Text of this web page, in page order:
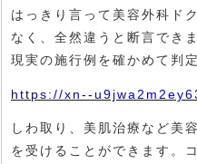
はっきり言って美容外科ド
なく、全然違うと断言でき
現実の施行例を確かめて判
https://xn--
しわ取り、美肌治療など美
を受けることができます。